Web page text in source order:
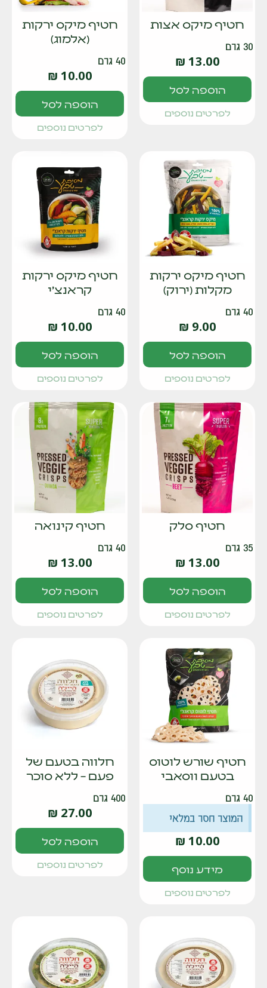
חטיף מיקס אצות
30 גרם
13.00
₪
הוספה לסל
לפרטים נוספים
חטיף מיקס ירקות
(אלמוג)
40 גרם
10.00
₪
הוספה לסל
לפרטים נוספים
חטיף מיקס ירקות
מקלות (ירוק)
40 גרם
9.00
₪
הוספה לסל
לפרטים נוספים
חטיף מיקס ירקות
קראנצ'י
40 גרם
10.00
₪
הוספה לסל
לפרטים נוספים
חטיף סלק
35 גרם
13.00
₪
הוספה לסל
לפרטים נוספים
חטיף קינואה
40 גרם
13.00
₪
הוספה לסל
לפרטים נוספים
חטיף שורש לוטוס
בטעם ווסאבי
40 גרם
המוצר חסר במלאי
10.00
₪
מידע נוסף
לפרטים נוספים
חלווה בטעם של
פעם – ללא סוכר
400 גרם
27.00
₪
הוספה לסל
לפרטים נוספים